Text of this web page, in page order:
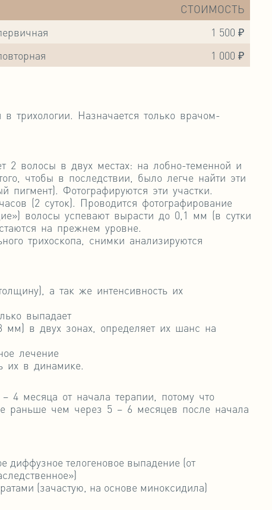
СТОИМОСТЬ
1 500 ₽
1 000 ₽
трихологии. Назначается только врачом-
2 волосы в двух местах: на лобно-теменной и
чтобы в последствии, было легче найти эти
пигмент). Фотографируются эти участки.
(2 суток). Проводится фотографирование
волосы успевают вырасти до 0,1 мм (в сутки
на прежнем уровне.
трихоскопа, снимки анализируются
а так же интенсивность их
выпадает
мм) в двух зонах, определяет их шанс на
лечение
их в динамике.
4 месяца от начала терапии, потому что
раньше чем через 5 – 6 месяцев после начала
диффузное телогеновое выпадение (от
(зачастую, на основе миноксидила)